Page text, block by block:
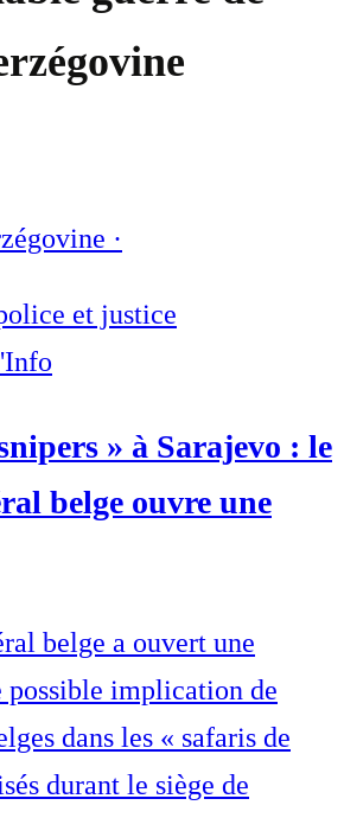
·
et justice
» à Sarajevo : le
belge ouvre une
belge a ouvert une
possible implication de
dans les « safaris de
durant le siège de